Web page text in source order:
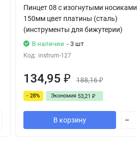
Пинцет 08 с изогнутыми носиками
150мм цвет платины (сталь)
(инструменты для бижутерии)
В наличии - 3 шт
Код: instrum-127
134,95 ₽ 188,16₽
- 28% Экономия 53,21 ₽
В корзину